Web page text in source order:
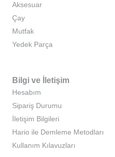
Aksesuar
Çay
Mutfak
Yedek Parça
Bilgi ve İletişim
Hesabım
Sipariş Durumu
İletişim Bilgileri
Hario ile Demleme Metodları
Kullanım Kılavuzları